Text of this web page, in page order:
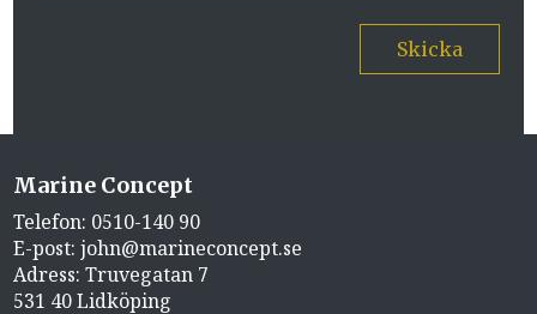
Skicka
Marine Concept
Telefon: 0510-140 90
E-post:john@marineconcept.se
Adress: Truvegatan 7
531 40 Lidköping